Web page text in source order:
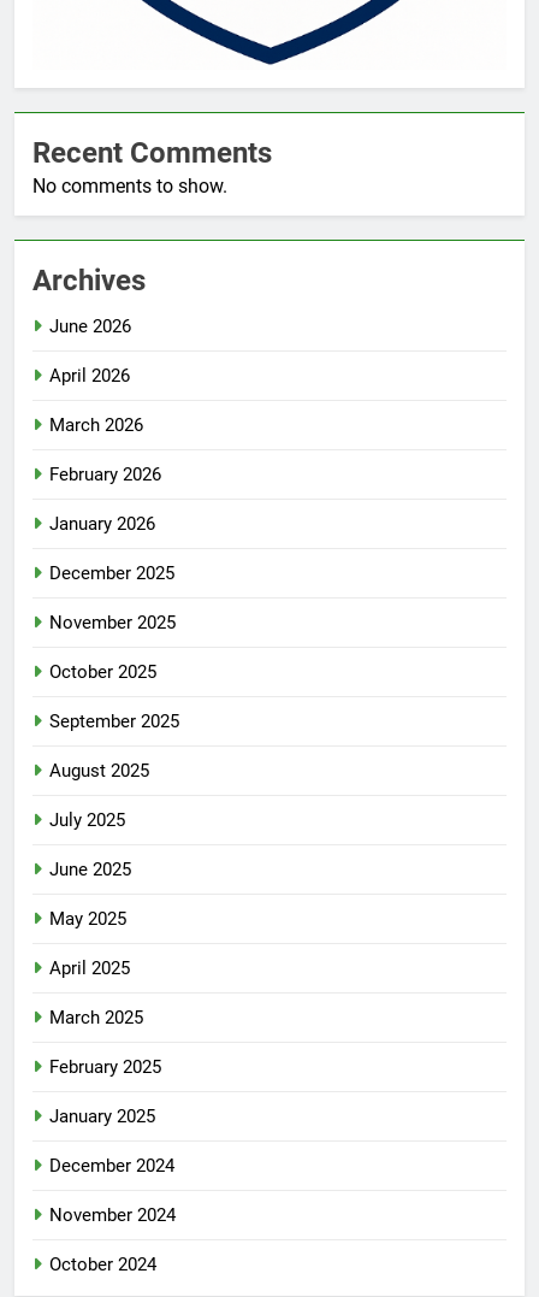
Recent Comments
No comments to show.
Archives
June 2026
April 2026
March 2026
February 2026
January 2026
December 2025
November 2025
October 2025
September 2025
August 2025
July 2025
June 2025
May 2025
April 2025
March 2025
February 2025
January 2025
December 2024
November 2024
October 2024